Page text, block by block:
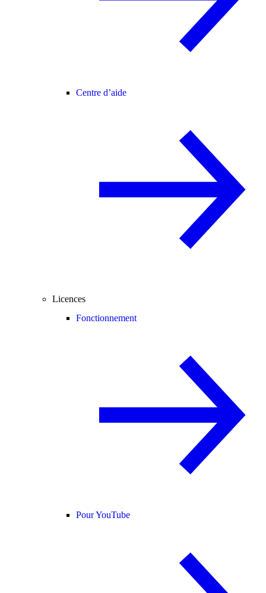
Centre d’aide
Licences
Fonctionnement
Pour YouTube